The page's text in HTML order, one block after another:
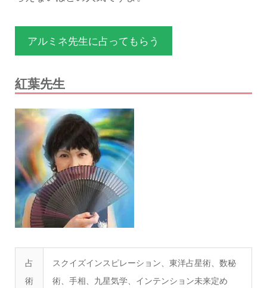
アルミネ先生に占ってもらう
紅葉先生
占
術
スクイズインスピレーション、東洋占星術、数秘
術、手相、九星気学、インテンション未来定め